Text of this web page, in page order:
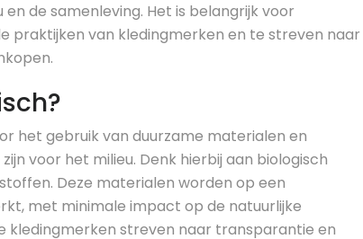
de samenleving. Het is belangrijk voor
praktijken van kledingmerken en te streven naar
het gebruik van duurzame materialen en
voor het milieu. Denk hierbij aan biologisch
Deze materialen worden op een
met minimale impact op de natuurlijke
kledingmerken streven naar transparantie en